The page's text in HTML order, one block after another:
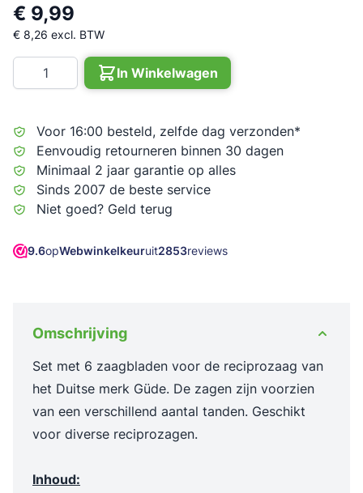
€ 9,99
€ 8,26 excl. BTW
Aantal
In Winkelwagen
Voor 16:00 besteld, zelfde dag verzonden*
Eenvoudig retourneren binnen 30 dagen
Minimaal 2 jaar garantie op alles
Sinds 2007 de beste service
Niet goed? Geld terug
9.6opWebwinkelkeuruit2853reviews
Omschrijving
Set met 6 zaagbladen voor de reciprozaag van
het Duitse merk Güde. De zagen zijn voorzien
van een verschillend aantal tanden. Geschikt
voor diverse reciprozagen.
Inhoud: